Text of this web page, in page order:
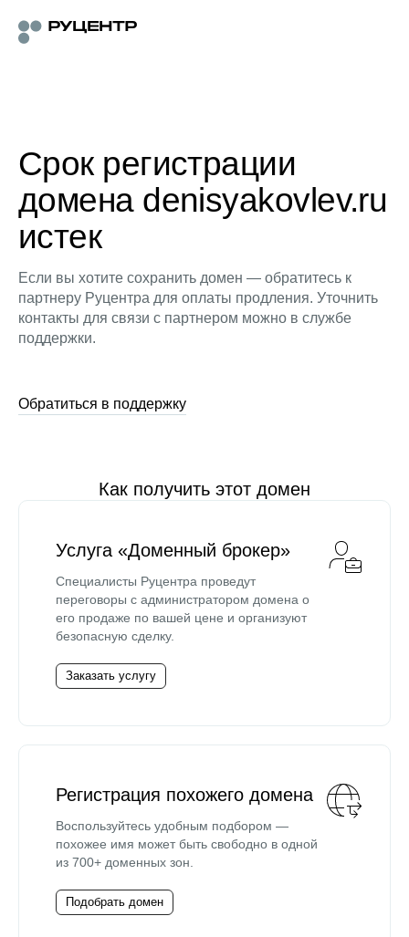
Срок регистрации
домена denisyakovlev.ru
истек
Если вы хотите сохранить домен — обратитесь к
партнеру Руцентра для оплаты продления. Уточнить
контакты для связи с партнером можно в службе
поддержки.
Обратиться в поддержку
Как получить этот домен
Услуга «Доменный брокер»
Специалисты Руцентра проведут
переговоры с администратором домена о
его продаже по вашей цене и организуют
безопасную сделку.
Заказать услугу
Регистрация похожего домена
Воспользуйтесь удобным подбором —
похожее имя может быть свободно в одной
из 700+ доменных зон.
Подобрать домен